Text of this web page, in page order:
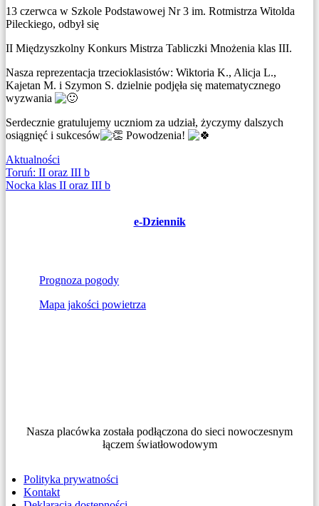
13 czerwca w Szkole Podstawowej Nr 3 im. Rotmistrza Witolda
Pileckiego, odbył się
II Międzyszkolny Konkurs Mistrza Tabliczki Mnożenia klas III.
Nasza reprezentacja trzecioklasistów: Wiktoria K., Alicja L.,
Kajetan M. i Szymon S. dzielnie podjęła się matematycznego
wyzwania
Serdecznie gratulujemy uczniom za udział, życzymy dalszych
osiągnięć i sukcesów
Powodzenia!
Aktualności
Nawigacja
wpisu
Toruń: II oraz III b
Nocka klas II oraz III b
e-Dziennik
Prognoza pogody
Mapa jakości powietrza
Nasza placówka została podłączona do sieci nowoczesnym
łączem światłowodowym
Polityka prywatności
Kontakt